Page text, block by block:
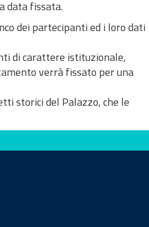
data fissata.
dei partecipanti ed i loro dati
di carattere istituzionale,
verrà fissato per una
storici del Palazzo, che le